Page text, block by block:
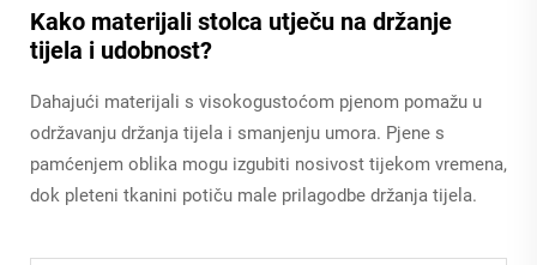
Kako materijali stolca utječu na držanje
tijela i udobnost?
Dahajući materijali s visokogustoćom pjenom pomažu u
održavanju držanja tijela i smanjenju umora. Pjene s
pamćenjem oblika mogu izgubiti nosivost tijekom vremena,
dok pleteni tkanini potiču male prilagodbe držanja tijela.